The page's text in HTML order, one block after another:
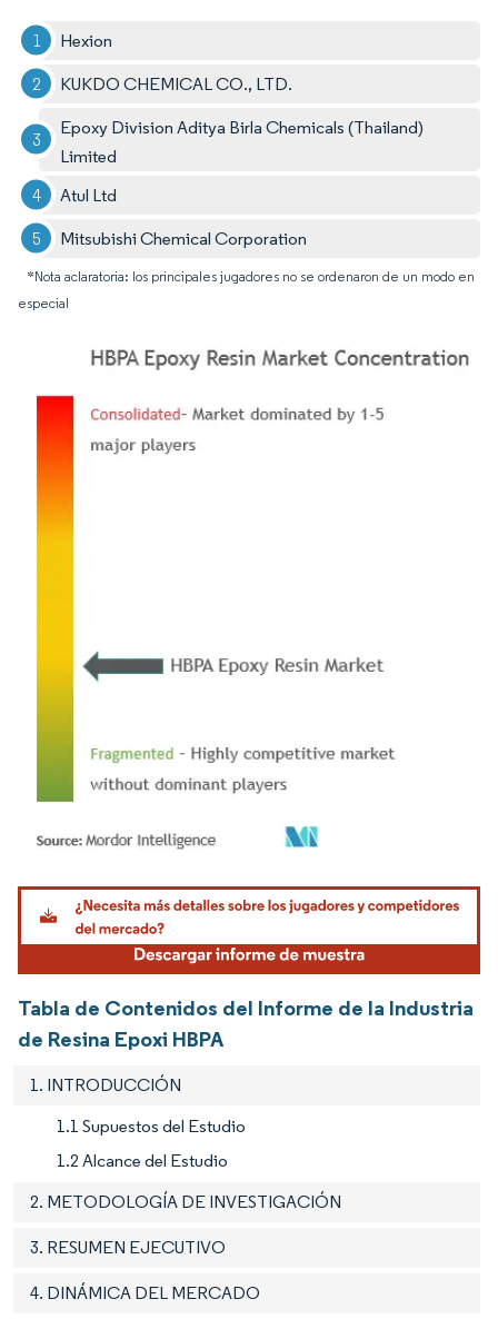
Hexion
KUKDO CHEMICAL CO., LTD.
Epoxy Division Aditya Birla Chemicals (Thailand)
Limited
Atul Ltd
Mitsubishi Chemical Corporation
*Nota aclaratoria: los principales jugadores no se ordenaron de un modo en
especial
Imagen © Mordor Intelligence. El uso requiere atribución según CC BY 4.0.
Tabla de Contenidos del Informe de la Industria
de Resina Epoxi HBPA
1. INTRODUCCIÓN
1.1 Supuestos del Estudio
1.2 Alcance del Estudio
2. METODOLOGÍA DE INVESTIGACIÓN
3. RESUMEN EJECUTIVO
4. DINÁMICA DEL MERCADO